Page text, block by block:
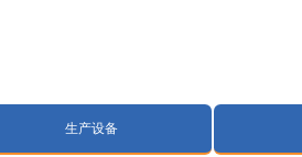
生产设备